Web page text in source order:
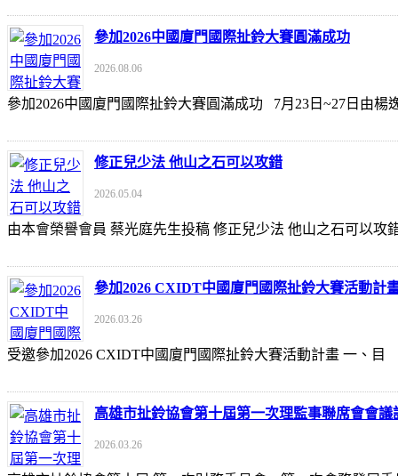
參加2026中國廈門國際扯鈴大賽圓滿成功
2026.08.06
參加2026中國廈門國際扯鈴大賽圓滿成功 7月23日~27日由
修正兒少法 他山之石可以攻錯
2026.05.04
由本會榮譽會員 蔡光庭先生投稿 修正兒少法 他山之石可以攻
參加2026 CXIDT中國廈門國際扯鈴大賽活動計
2026.03.26
受邀參加2026 CXIDT中國廈門國際扯鈴大賽活動計畫 一、
高雄市扯鈴協會第十屆第一次理監事聯席會會議
2026.03.26